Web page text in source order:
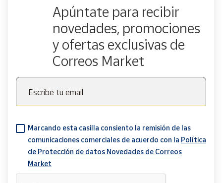
Apúntate para recibir
novedades, promociones
y ofertas exclusivas de
Correos Market
Escribe tu email
Marcando esta casilla consiento la remisión de las
comunicaciones comerciales de acuerdo con la Política
de Protección de datos Novedades de Correos
Market